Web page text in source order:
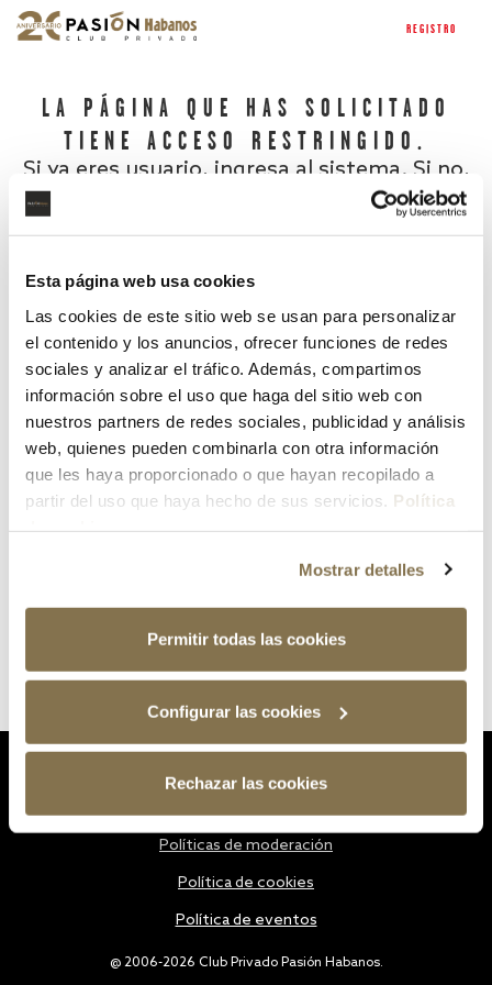
Esta página web usa cookies
Las cookies de este sitio web se usan para personalizar
el contenido y los anuncios, ofrecer funciones de redes
sociales y analizar el tráfico. Además, compartimos
información sobre el uso que haga del sitio web con
nuestros partners de redes sociales, publicidad y análisis
web, quienes pueden combinarla con otra información
que les haya proporcionado o que hayan recopilado a
partir del uso que haya hecho de sus servicios. Política
Mostrar detalles
Permitir todas las cookies
Configurar las cookies
Rechazar las cookies
REGISTRO
LA PÁGINA QUE HAS SOLICITADO
TIENE ACCESO RESTRINGIDO.
Si ya eres usuario, ingresa al sistema. Si no,
¿Has olvidado tu contraseña?
@ 2006-2026 Club Privado Pasión Habanos.
Políticas de moderación
Política de cookies
Política de eventos